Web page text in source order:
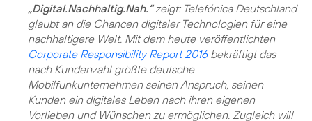
„Digital.Nachhaltig.Nah.“zeigt: Telefónica Deutschland
glaubt an die Chancen digitaler Technologien für eine
nachhaltigere Welt. Mit dem heute veröffentlichten
Corporate Responsibility Report 2016bekräftigt das
nach Kundenzahl größte deutsche
Mobilfunkunternehmen seinen Anspruch, seinen
Kunden ein digitales Leben nach ihren eigenen
Vorlieben und Wünschen zu ermöglichen. Zugleich will